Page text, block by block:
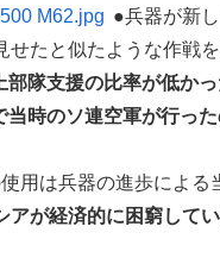
●兵器が新
せたと似たような作戦
部隊支援の比率が低かっ
当時のソ連空軍が行っ
用は兵器の進歩による
アが経済的に困窮して